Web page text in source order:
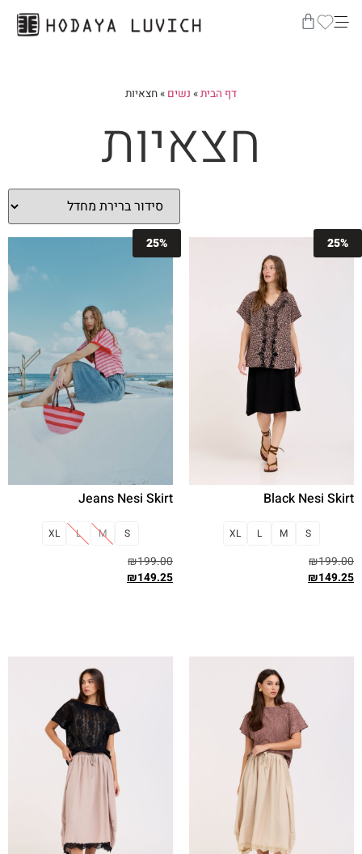
דף הבית» נשים »חצאיות
חצאיות
25%
Black Nesi Skirt
S
M
L
XL
₪199.00
₪149.25
25%
Jeans Nesi Skirt
S
M
L
XL
₪199.00
₪149.25